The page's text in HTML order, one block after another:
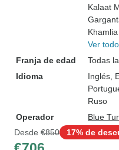
Kalaat
Khamlia
Ver
Franja de edad
Todas
Idioma
Inglés,
Ruso
Operador
Blue
Desde €850 17% de